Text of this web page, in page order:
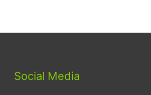
Social Media